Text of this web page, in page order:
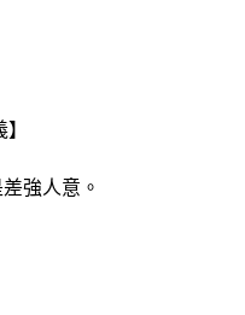
強人意。